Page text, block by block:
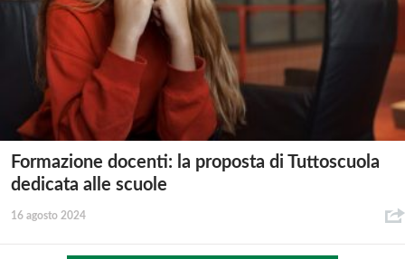
Formazione docenti: la proposta di Tuttoscuola
dedicata alle scuole
16 agosto 2024